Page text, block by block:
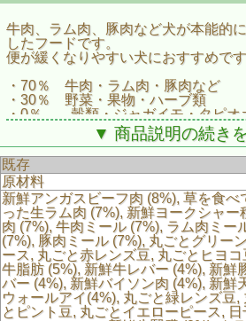
牛肉、ラム肉、豚肉など犬が本能的
したフードです。
便が緩くなりやすい犬におすすめです
・70％ 牛肉・ラム肉・豚肉など
・30％ 野菜・果物・ハーブ類
・0％ 穀類・ジャガイモ・タピオ
▼ 商品説明の続き
既存
原材料
新鮮アンガスビーフ肉 (8%), 草を食べ
った生ラム肉 (7%), 新鮮ヨークシャー
肉 (7%), 牛肉ミール (7%), ラム肉ミー
(7%), 豚肉ミール (7%), 丸ごとグリー
ース, 丸ごと赤レンズ豆, 丸ごとヒヨコ
牛脂肪 (5%), 新鮮牛レバー (4%), 新鮮
バー (4%), 新鮮バイソン肉 (4%), 新鮮
ウォールアイ(4%), 丸ごと緑レンズ豆,
とピント豆, 丸ごとイエローピース, 日